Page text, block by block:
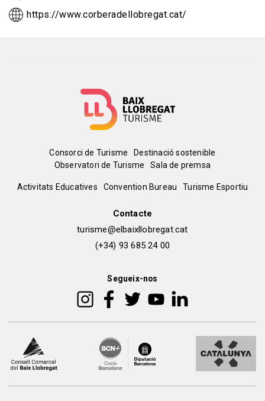
https://www.corberadellobregat.cat/
Menú
del
Consorci de Turisme
Destinació sostenible
Observatori de Turisme
Sala de premsa
Peu
Activitats Educatives Convention Bureau Turisme Esportiu
Contacte
turisme@elbaixllobregat.cat
(+34) 93 685 24 00
Segueix-nos